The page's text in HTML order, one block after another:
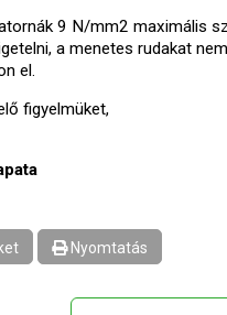
9 N/mm2 maximális
a menetes rudakat
el.
figyelmüket,
Nyomtatás